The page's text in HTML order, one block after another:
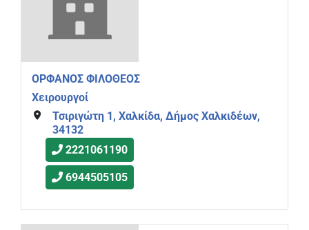
ΟΡΦΑΝΟΣ ΦΙΛΟΘΕΟΣ
Χειρουργοί
Τσιριγώτη 1, Χαλκίδα, Δήμος Χαλκιδέων,
34132
2221061190
6944505105